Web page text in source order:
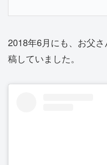
2018年6月にも、お父
稿していました。